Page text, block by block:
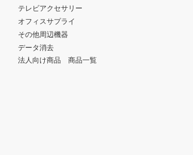
テレビアクセサリー
オフィスサプライ
その他周辺機器
データ消去
法人向け商品 商品一覧